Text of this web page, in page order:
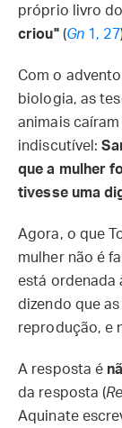
próprio livro
criou"(Gn 1, 27
Com o
biologia, as
animais
indiscutível:
que a mulher
tivesse uma
Agora, o que
mulher não é
está ordenada
dizendo que
reprodução, e
A resposta é
da resposta (
Aquinate